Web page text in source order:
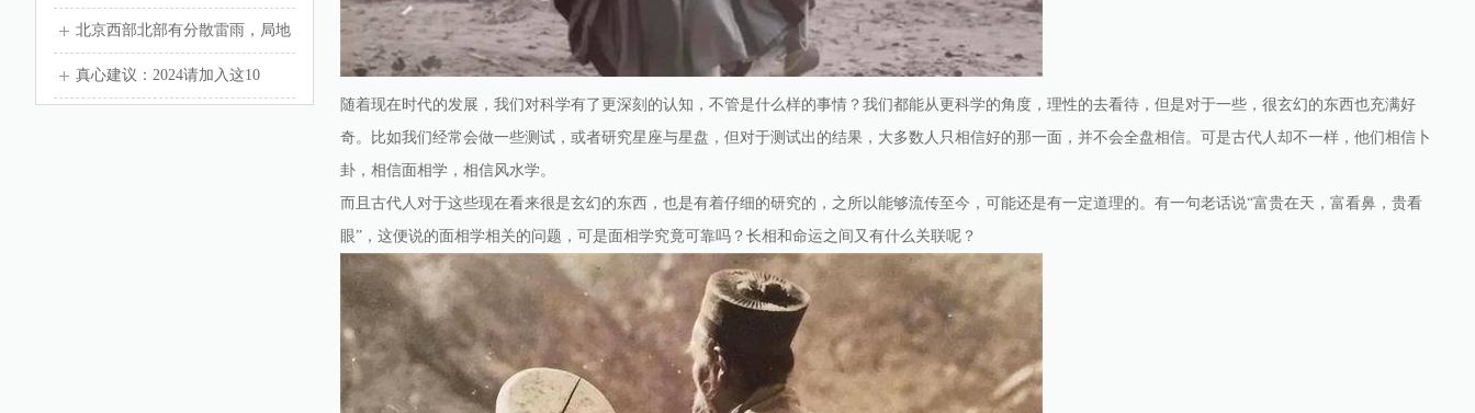
自贸片区
北京西部北部有分散雷雨，局地
伴有短时大风
真心建议：2024请加入这10
随着现在时代的发展，我们对科学有了更深刻的认知，不管是什么样的事情？我们都能从更科学的角度，理性的去看待，但是对于一些，很玄幻的东西也充满好
奇。比如我们经常会做一些测试，或者研究星座与星盘，但对于测试出的结果，大多数人只相信好的那一面，并不会全盘相信。可是古代人却不一样，他们相信卜
卦，相信面相学，相信风水学。
而且古代人对于这些现在看来很是玄幻的东西，也是有着仔细的研究的，之所以能够流传至今，可能还是有一定道理的。有一句老话说“富贵在天，富看鼻，贵看
眼”，这便说的面相学相关的问题，可是面相学究竟可靠吗？长相和命运之间又有什么关联呢？